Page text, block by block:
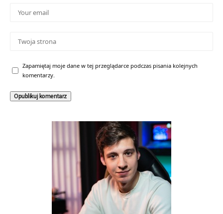
Zapamiętaj moje dane w tej przeglądarce podczas pisania kolejnych
komentarzy.